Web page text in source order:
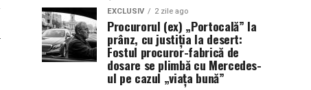
EXCLUSIV 2 zile ago
Procurorul (ex) „Portocală” la
prânz, cu justiția la desert:
Fostul procuror-fabrică de
dosare se plimbă cu Mercedes-
ul pe cazul „viața bună”